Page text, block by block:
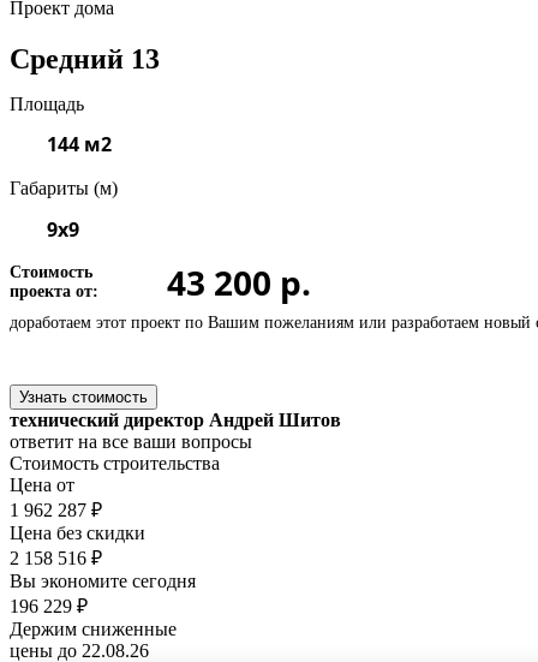
Проект дома
Средний 13
Площадь
144 м2
Габариты (м)
9х9
Стоимость
проекта от:
43 200 р.
доработаем этот проект по Вашим пожеланиям или разработаем новый
Узнать стоимость
технический директор Андрей Шитов
ответит на все ваши вопросы
Стоимость строительства
Цена от
1 962 287 ₽
Цена без скидки
2 158 516 ₽
Вы экономите сегодня
196 229 ₽
Держим сниженные
цены до 22.08.26